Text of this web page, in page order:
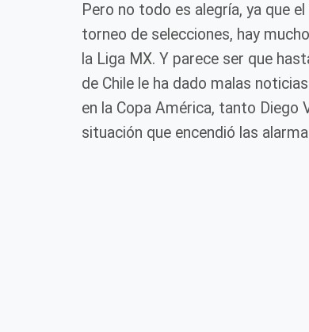
Pero no todo es alegría, ya que
torneo de selecciones, hay
la Liga MX. Y parece ser que
de Chile le ha dado malas
en la Copa América, tanto Diego
situación que encendió las